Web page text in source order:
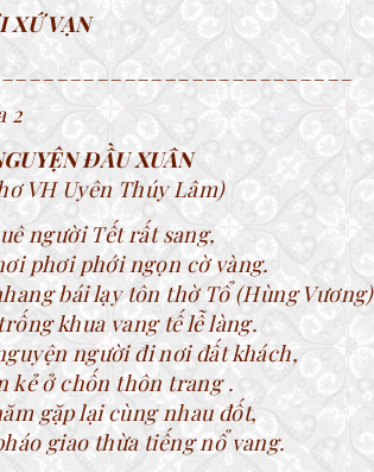
XỨ VẠN
2
ĐẦU XUÂN
VH Uyên Thúy Lâm)
người Tết rất sang,
phơi phới ngọn cờ vàng.
bái lạy tôn thờ Tổ (Hùng Vương)
khua vang tế lễ làng.
người đi nơi đất khách,
kẻ ở chốn thôn trang .
gặp lại cùng nhau đốt,
giao thừa tiếng nổ vang.